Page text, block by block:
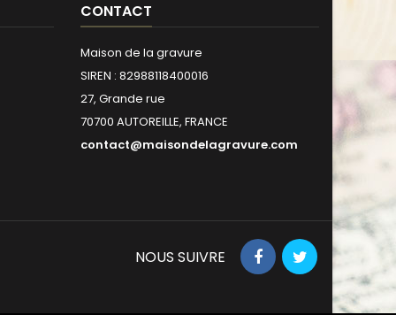
CONTACT
Maison de la gravure
SIREN : 82988118400016
27, Grande rue
70700 AUTOREILLE, FRANCE
contact@maisondelagravure.com
NOUS SUIVRE